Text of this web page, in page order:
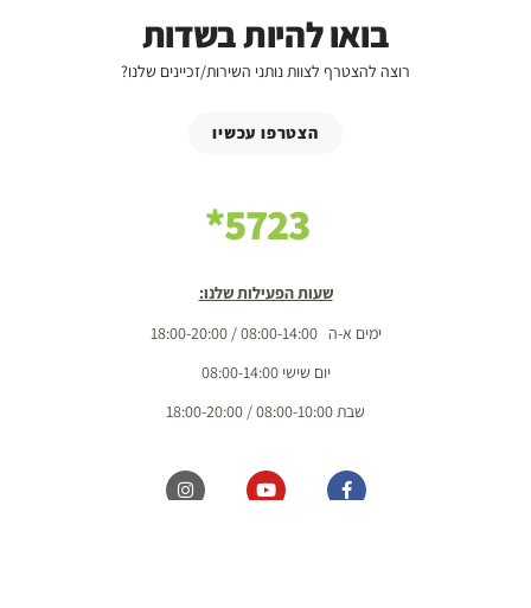
בואו להיות בשדות
רוצה להצטרף לצוות נותני השירות/זכיינים שלנו?
הצטרפו עכשיו
5723*
שעות הפעילות שלנו:
ימים א-ה 08:00-14:00 / 18:00-20:00
יום שישי 08:00-14:00
שבת 08:00-10:00 / 18:00-20:00